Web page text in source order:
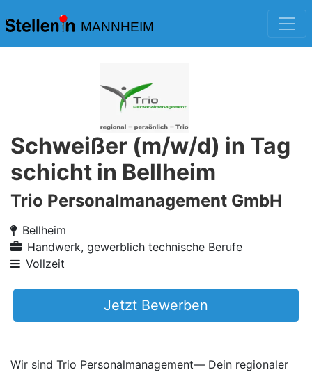
MANNHEIM
Schweißer (m/w/d) in Tag
schicht in Bellheim
Trio Personalmanagement GmbH
Bellheim
Handwerk, gewerblich technische Berufe
Vollzeit
Jetzt Bewerben
Wir sind Trio Personalmanagement— Dein regionaler